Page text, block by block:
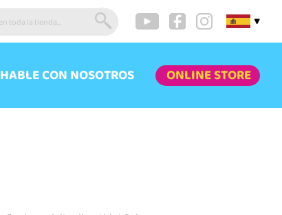
▼
HABLE CON NOSOTROS ONLINE STORE